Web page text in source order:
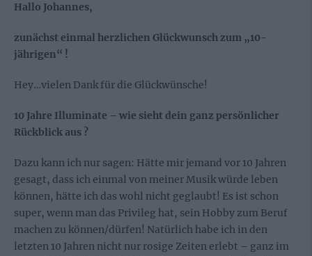
Hallo Johannes,
zunächst einmal herzlichen Glückwunsch zum „10-
jährigen“ !
Hey…vielen Dank für die Glückwünsche!
10 Jahre Illuminate – wie sieht dein ganz persönlicher
Rückblick aus ?
Dazu kann ich nur sagen: Hätte mir jemand vor 10 Jahren
gesagt, dass ich einmal von meiner Musik würde leben
können, hätte ich das wohl nicht geglaubt! Es ist schon
super, wenn man das Privileg hat, sein Hobby zum Beruf
machen zu können/dürfen! Natürlich habe ich in den
letzten 10 Jahren nicht nur rosige Zeiten erlebt – ganz im